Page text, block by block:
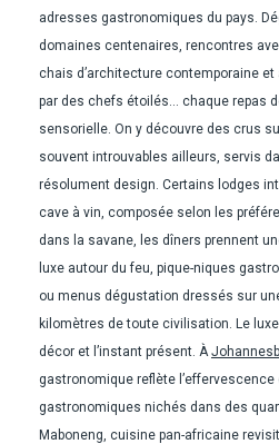
adresses gastronomiques du pays.
domaines centenaires, rencontres
chais d’architecture contemporaine
par des chefs étoilés... chaque repas
sensorielle. On y découvre des crus
souvent introuvables ailleurs, servis
résolument design. Certains lodges
cave à vin, composée selon les
dans la savane, les dîners prennent
luxe autour du feu, pique-niques
ou menus dégustation dressés sur
kilomètres de toute civilisation. Le
décor et l’instant présent. À
gastronomique reflète
gastronomiques nichés dans des
Maboneng, cuisine pan-africaine